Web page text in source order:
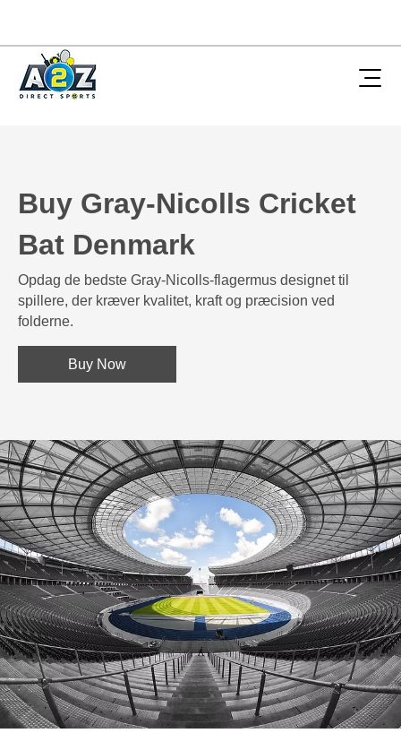
Buy Gray-Nicolls Cricket
Bat Denmark
Opdag de bedste Gray-Nicolls-flagermus designet til
spillere, der kræver kvalitet, kraft og præcision ved
folderne.
Buy Now